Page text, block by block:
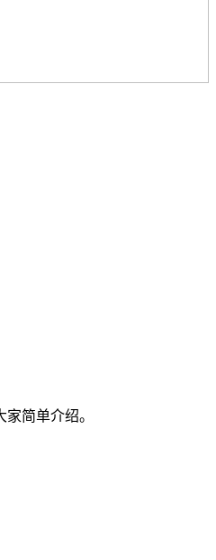
简单介绍。